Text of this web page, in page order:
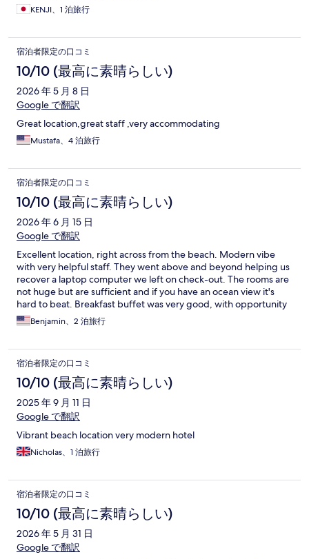
KENJI、1 泊旅行
宿泊者限定の口コミ
10/10 (最高に素晴らしい)
2026 年 5 月 8 日
Google で翻訳
Great location,great staff ,very accommodating
Mustafa、4 泊旅行
宿泊者限定の口コミ
10/10 (最高に素晴らしい)
2026 年 6 月 15 日
Google で翻訳
Excellent location, right across from the beach. Modern vibe
with very helpful staff. They went above and beyond helping us
recover a laptop computer we left on check-out. The rooms are
not huge but are sufficient and if you have an ocean view it's
hard to beat. Breakfast buffet was very good, with opportunity
to sit on one of two outdoor terraces in good weather. Highly
recommend, this is where we stay when visiting Pesaro.
Benjamin、2 泊旅行
宿泊者限定の口コミ
10/10 (最高に素晴らしい)
2025 年 9 月 11 日
Google で翻訳
Vibrant beach location very modern hotel
Nicholas、1 泊旅行
宿泊者限定の口コミ
10/10 (最高に素晴らしい)
2026 年 5 月 31 日
Google で翻訳